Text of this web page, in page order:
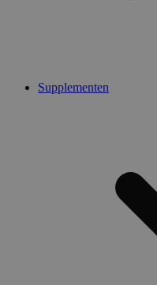
Supplementen